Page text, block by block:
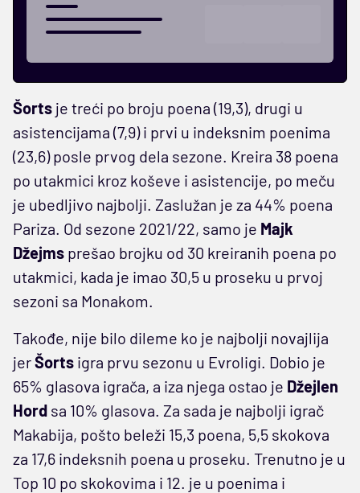
Šorts je treći po broju poena (19,3), drugi u
asistencijama (7,9) i prvi u indeksnim poenima
(23,6) posle prvog dela sezone. Kreira 38 poena
po utakmici kroz koševe i asistencije, po meču
je ubedljivo najbolji. Zaslužan je za 44% poena
Pariza. Od sezone 2021/22, samo je Majk
Džejms prešao brojku od 30 kreiranih poena po
utakmici, kada je imao 30,5 u proseku u prvoj
sezoni sa Monakom.
Takođe, nije bilo dileme ko je najbolji novajlija
jerŠorts igra prvu sezonu u Evroligi. Dobio je
65% glasova igrača, a iza njega ostao je Džejlen
Hord sa 10% glasova. Za sada je najbolji igrač
Makabija, pošto beleži 15,3 poena, 5,5 skokova
za 17,6 indeksnih poena u proseku. Trenutno je u
Top 10 po skokovima i 12. je u poenima i